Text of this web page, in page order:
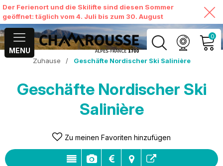
Der Ferienort und die Skilifte sind diesen Sommer
geöffnet: täglich vom 4. Juli bis zum 30. August
MENU
0
MEIN KONTO
MEINEN WARENKORB
Zuhause / Geschäfte Nordischer Ski Salinière
Geschäfte Nordischer Ski
Salinière
Zu meinen Favoriten hinzufügen